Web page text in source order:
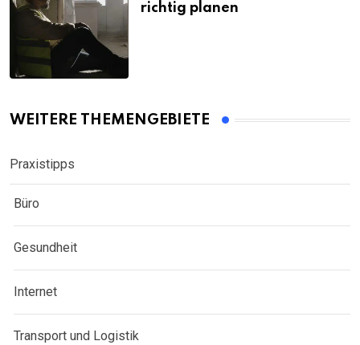
richtig planen
WEITERE THEMENGEBIETE
Praxistipps
Büro
Gesundheit
Internet
Transport und Logistik